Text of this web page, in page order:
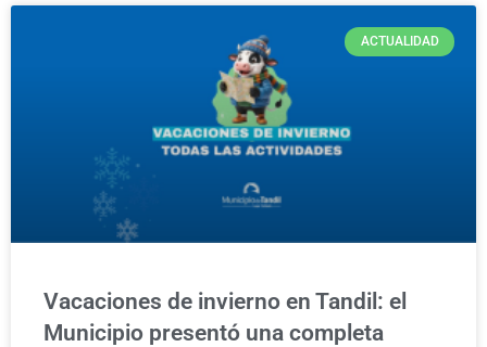
ACTUALIDAD
Vacaciones de invierno en Tandil: el
Municipio presentó una completa